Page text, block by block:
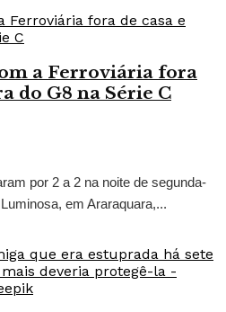
a Ferroviária fora
do G8 na Série C
por 2 a 2 na noite de segunda-
em Araraquara,...